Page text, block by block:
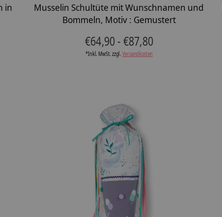
in
Musselin Schultüte mit Wunschnamen und
Bommeln, Motiv : Gemustert
€64,90 - €87,80
*Inkl. MwSt. zzgl.Versandkosten